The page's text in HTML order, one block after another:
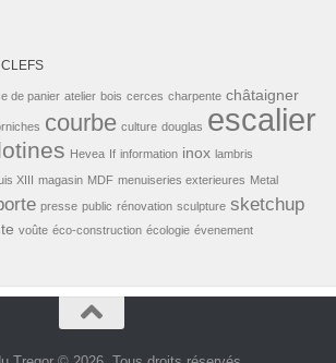
de panier atelier bois cerces charpente châtaigner
courbe culture douglas escalier
Hevea If information inox lambris
XIII magasin MDF menuiseries exterieures Metal
presse public rénovation sculpture sketchup
voûte éco-construction écologie évenement